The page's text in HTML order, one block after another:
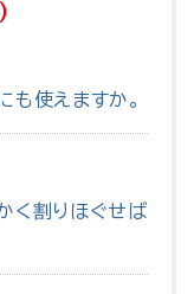
も使えますか。
く割りほぐせば